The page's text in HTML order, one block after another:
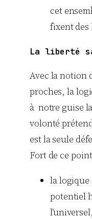
cet
fixent des
La liberté
Avec la notion
proches, la
à notre guise
volonté
est la seule
Fort de ce
la logique
potentiel